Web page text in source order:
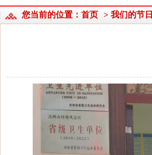
您当前的位置： 首页 > 我们的节日